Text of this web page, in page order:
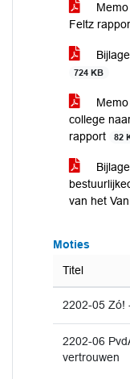
Feltz
724 KB
college
rapport
82
van het
Moties
Titel
2202-05 Zó!
2202-06
vertrouwen